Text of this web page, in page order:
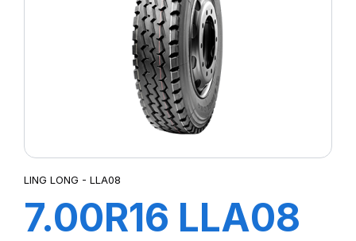
LING LONG - LLA08
7.00R16 LLA08